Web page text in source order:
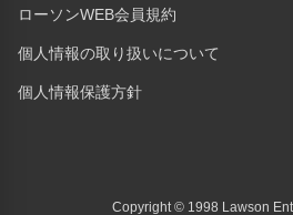
ローソンWEB会員規約
個人情報の取り扱いについて
個人情報保護方針
Copyright © 1998 Lawson